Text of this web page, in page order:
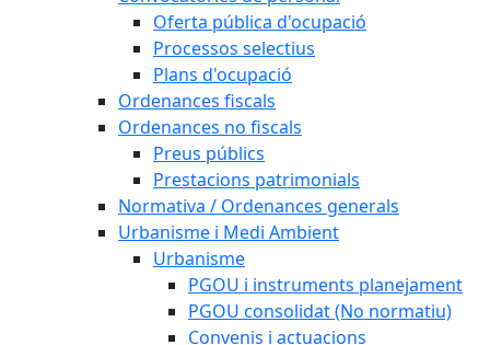
Oferta pública d'ocupació
Processos selectius
Plans d'ocupació
Ordenances fiscals
Ordenances no fiscals
Preus públics
Prestacions patrimonials
Normativa / Ordenances generals
Urbanisme i Medi Ambient
Urbanisme
PGOU i instruments planejament
PGOU consolidat (No normatiu)
Convenis i actuacions